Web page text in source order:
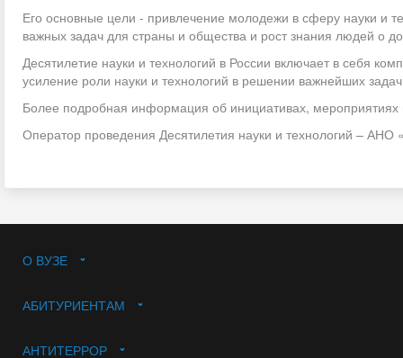
Его основные цели - привлечение молодежи в сферу науки и
важных задач для страны и общества и рост знания людей о
Десятилетие науки и технологий в России включает в себя
усиление роли науки и технологий в решении важнейших
Более подробная информация об инициативах, мероприятиях
Оператор проведения Десятилетия науки и технологий –
О ВУЗЕ
АБИТУРИЕНТАМ
АНТИТЕРРОР